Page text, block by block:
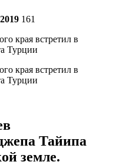
161
Тайипа
земле.